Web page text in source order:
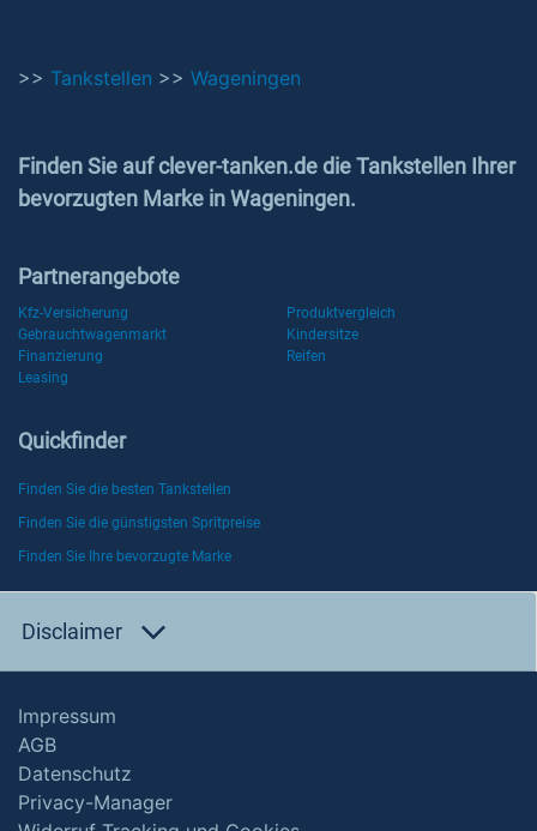
>> Tankstellen >> Wageningen
Finden Sie auf clever-tanken.de die Tankstellen Ihrer
bevorzugten Marke in Wageningen.
Partnerangebote
Kfz-Versicherung
Produktvergleich
Gebrauchtwagenmarkt
Kindersitze
Finanzierung
Reifen
Leasing
Quickfinder
Finden Sie die besten Tankstellen
Finden Sie die günstigsten Spritpreise
Finden Sie Ihre bevorzugte Marke
Disclaimer
Impressum
AGB
Datenschutz
Privacy-Manager